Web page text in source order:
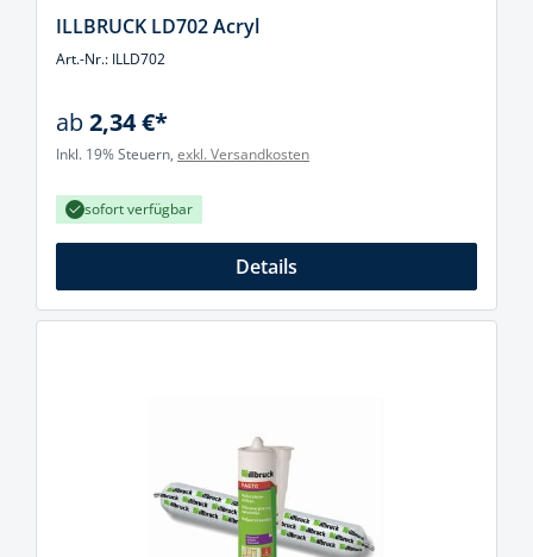
ILLBRUCK LD702 Acryl
Art.-Nr.: ILLD702
ab2,34 €*
Inkl. 19% Steuern, exkl. Versandkosten
sofort verfügbar
Details